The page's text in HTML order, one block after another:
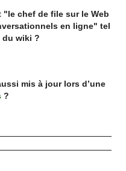
"le chef de file sur le Web
en ligne" tel
du wiki ?
mis à jour lors d’une
?